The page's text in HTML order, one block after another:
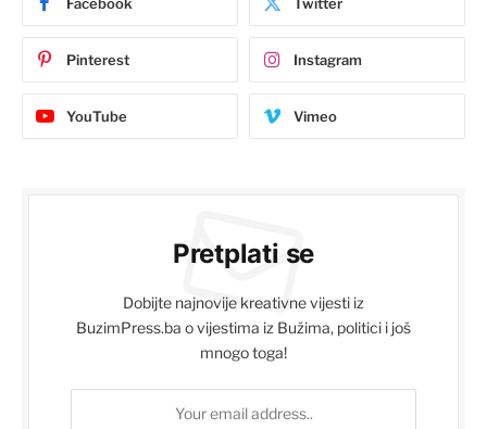
Pinterest Instagram
YouTube Vimeo
Pretplati se
Dobijte najnovije kreativne vijesti iz
BuzimPress.ba o vijestima iz Bužima, politici i još
mnogo toga!